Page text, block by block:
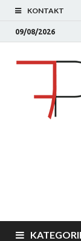
KONTAKT
09/08/2026